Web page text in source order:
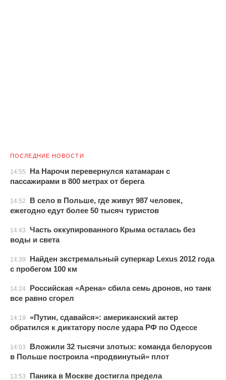
ПОСЛЕДНИЕ НОВОСТИ
14:55
На Нарочи перевернулся катамаран с
пассажирами в 800 метрах от берега
14:52
В село в Польше, где живут 987 человек,
ежегодно едут более 50 тысяч туристов
14:43
Часть оккупированного Крыма осталась без
воды и света
14:39
Найден экстремальный суперкар Lexus 2012 года
с пробегом 100 км
14:24
Российская «Арена» сбила семь дронов, но танк
все равно сгорел
14:19
«Путин, сдавайся»: американский актер
обратился к диктатору после удара РФ по Одессе
14:03
Вложили 32 тысячи злотых: команда белорусов
в Польше построила «продвинутый» плот
13:53 Паника в Москве достигла предела